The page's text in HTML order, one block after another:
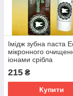
Імідж зубна паста
мікронного
іонами срібла
215 ₴
Купити